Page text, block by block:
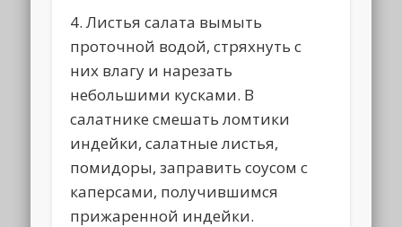
4. Листья салата вымыть
проточной водой, стряхнуть с
них влагу и нарезать
небольшими кусками. В
салатнике смешать ломтики
индейки, салатные листья,
помидоры, заправить соусом с
каперсами, получившимся
прижаренной индейки.